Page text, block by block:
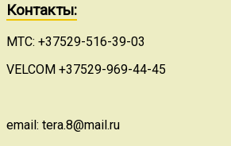
Контакты:
МТС: +37529-516-39-03
VELCOM +37529-969-44-45
email: tera.8@mail.ru